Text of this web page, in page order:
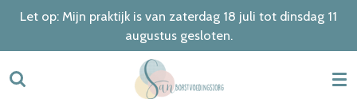
Ga
naar
de
Let op: Mijn praktijk is van zaterdag 18 juli tot dinsdag 11
augustus gesloten.